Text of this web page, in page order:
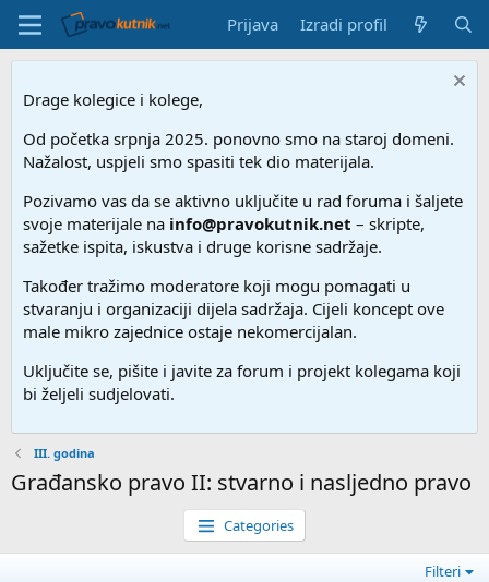
Prijava Izradi profil
Drage kolegice i kolege,
Od početka srpnja 2025. ponovno smo na staroj domeni.
Nažalost, uspjeli smo spasiti tek dio materijala.
Pozivamo vas da se aktivno uključite u rad foruma i šaljete
svoje materijale na info@pravokutnik.net – skripte,
sažetke ispita, iskustva i druge korisne sadržaje.
Također tražimo moderatore koji mogu pomagati u
stvaranju i organizaciji dijela sadržaja. Cijeli koncept ove
male mikro zajednice ostaje nekomercijalan.
Uključite se, pišite i javite za forum i projekt kolegama koji
bi željeli sudjelovati.
III. godina
Građansko pravo II: stvarno i nasljedno pravo
Categories
Filteri